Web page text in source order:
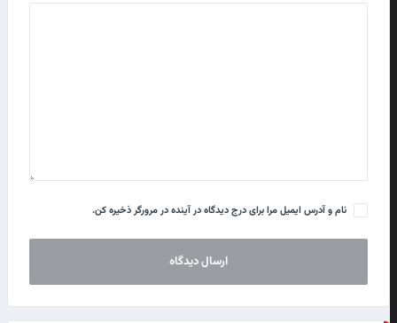
نام و آدرس ایمیل مرا برای درج دیدگاه در آینده در مرورگر ذخیره کن.